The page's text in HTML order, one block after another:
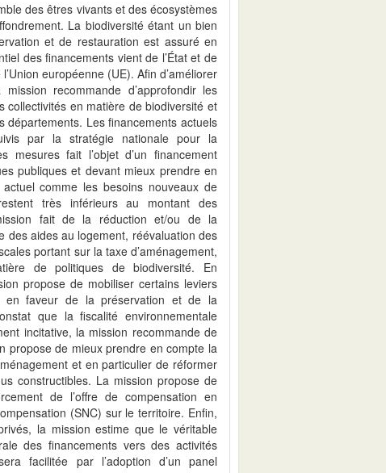
des êtres vivants et des écosystèmes
La biodiversité étant un bien
et de restauration est assuré en
des financements vient de l’État et de
européenne (UE). Afin d’améliorer
recommande d’approfondir les
collectivités en matière de biodiversité et
départements. Les financements actuels
par la stratégie nationale pour la
fait l’objet d’un financement
publiques et devant mieux prendre en
comme les besoins nouveaux de
très inférieurs au montant des
fait de la réduction et/ou de la
des aides au logement, réévaluation des
portant sur la taxe d’aménagement,
de politiques de biodiversité. En
propose de mobiliser certains leviers
en faveur de la préservation et de la
que la fiscalité environnementale
incitative, la mission recommande de
propose de mieux prendre en compte la
et en particulier de réformer
constructibles. La mission propose de
de l’offre de compensation en
(SNC) sur le territoire. Enfin,
la mission estime que le véritable
des financements vers des activités
facilitée par l’adoption d’un panel